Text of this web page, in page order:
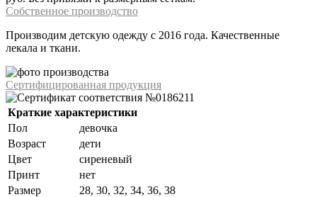
Собственное производство
Производим детскую одежду с 2016 года. Качественные
лекала и ткани.
Сертифицированная продукция
Краткие характеристики
Пол
девочка
Возраст
дети
Цвет
сиреневый
Принт
нет
Размер
28, 30, 32, 34, 36, 38